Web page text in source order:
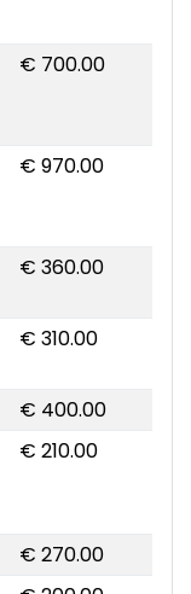
€ 700.00
€ 970.00
€ 360.00
€ 310.00
€ 400.00
€ 210.00
€ 270.00